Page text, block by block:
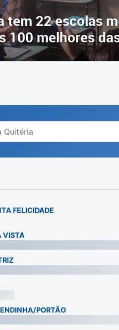
tem 22 escolas
100 melhores
FELICIDADE
VISTA
PORTÃO